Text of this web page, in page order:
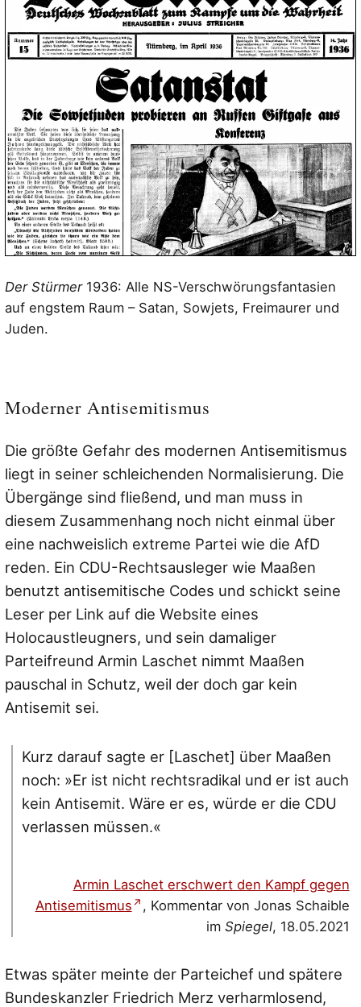
Der Stürmer1936: Alle NS-Verschwörungsfantasien
auf engstem Raum – Satan, Sowjets, Freimaurer und
Juden.
Moderner Antisemitismus
Die größte Gefahr des modernen Antisemitismus
liegt in seiner schleichenden Normalisierung. Die
Übergänge sind fließend, und man muss in
diesem Zusammenhang noch nicht einmal über
eine nachweislich extreme Partei wie die AfD
reden. Ein CDU-Rechtsausleger wie Maaßen
benutzt antisemitische Codes und schickt seine
Leser per Link auf die Website eines
Holocaustleugners, und sein damaliger
Parteifreund Armin Laschet nimmt Maaßen
pauschal in Schutz, weil der doch gar kein
Antisemit sei.
Kurz darauf sagte er [Laschet] über Maaßen
noch: »Er ist nicht rechtsradikal und er ist auch
kein Antisemit. Wäre er es, würde er die CDU
verlassen müssen.«
Armin Laschet erschwert den Kampf gegen
Antisemitismus
, Kommentar von Jonas Schaible
im Spiegel, 18.05.2021
Etwas später meinte der Parteichef und spätere
Bundeskanzler Friedrich Merz verharmlosend,